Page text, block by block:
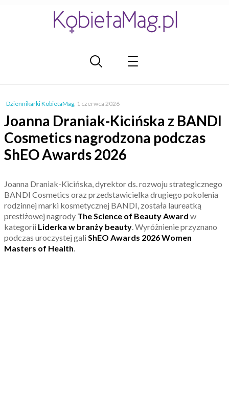
Dziennikarki KobietaMag, 1 czerwca 2026
Joanna Draniak-Kicińska z BANDI
Cosmetics nagrodzona podczas
ShEO Awards 2026
Joanna Draniak-Kicińska, dyrektor ds. rozwoju strategicznego
BANDI Cosmetics oraz przedstawicielka drugiego pokolenia
rodzinnej marki kosmetycznej BANDI, została laureatką
prestiżowej nagrody The Science of Beauty Award w
kategorii Liderka w branży beauty. Wyróżnienie przyznano
podczas uroczystej gali ShEO Awards 2026 Women
Masters of Health.